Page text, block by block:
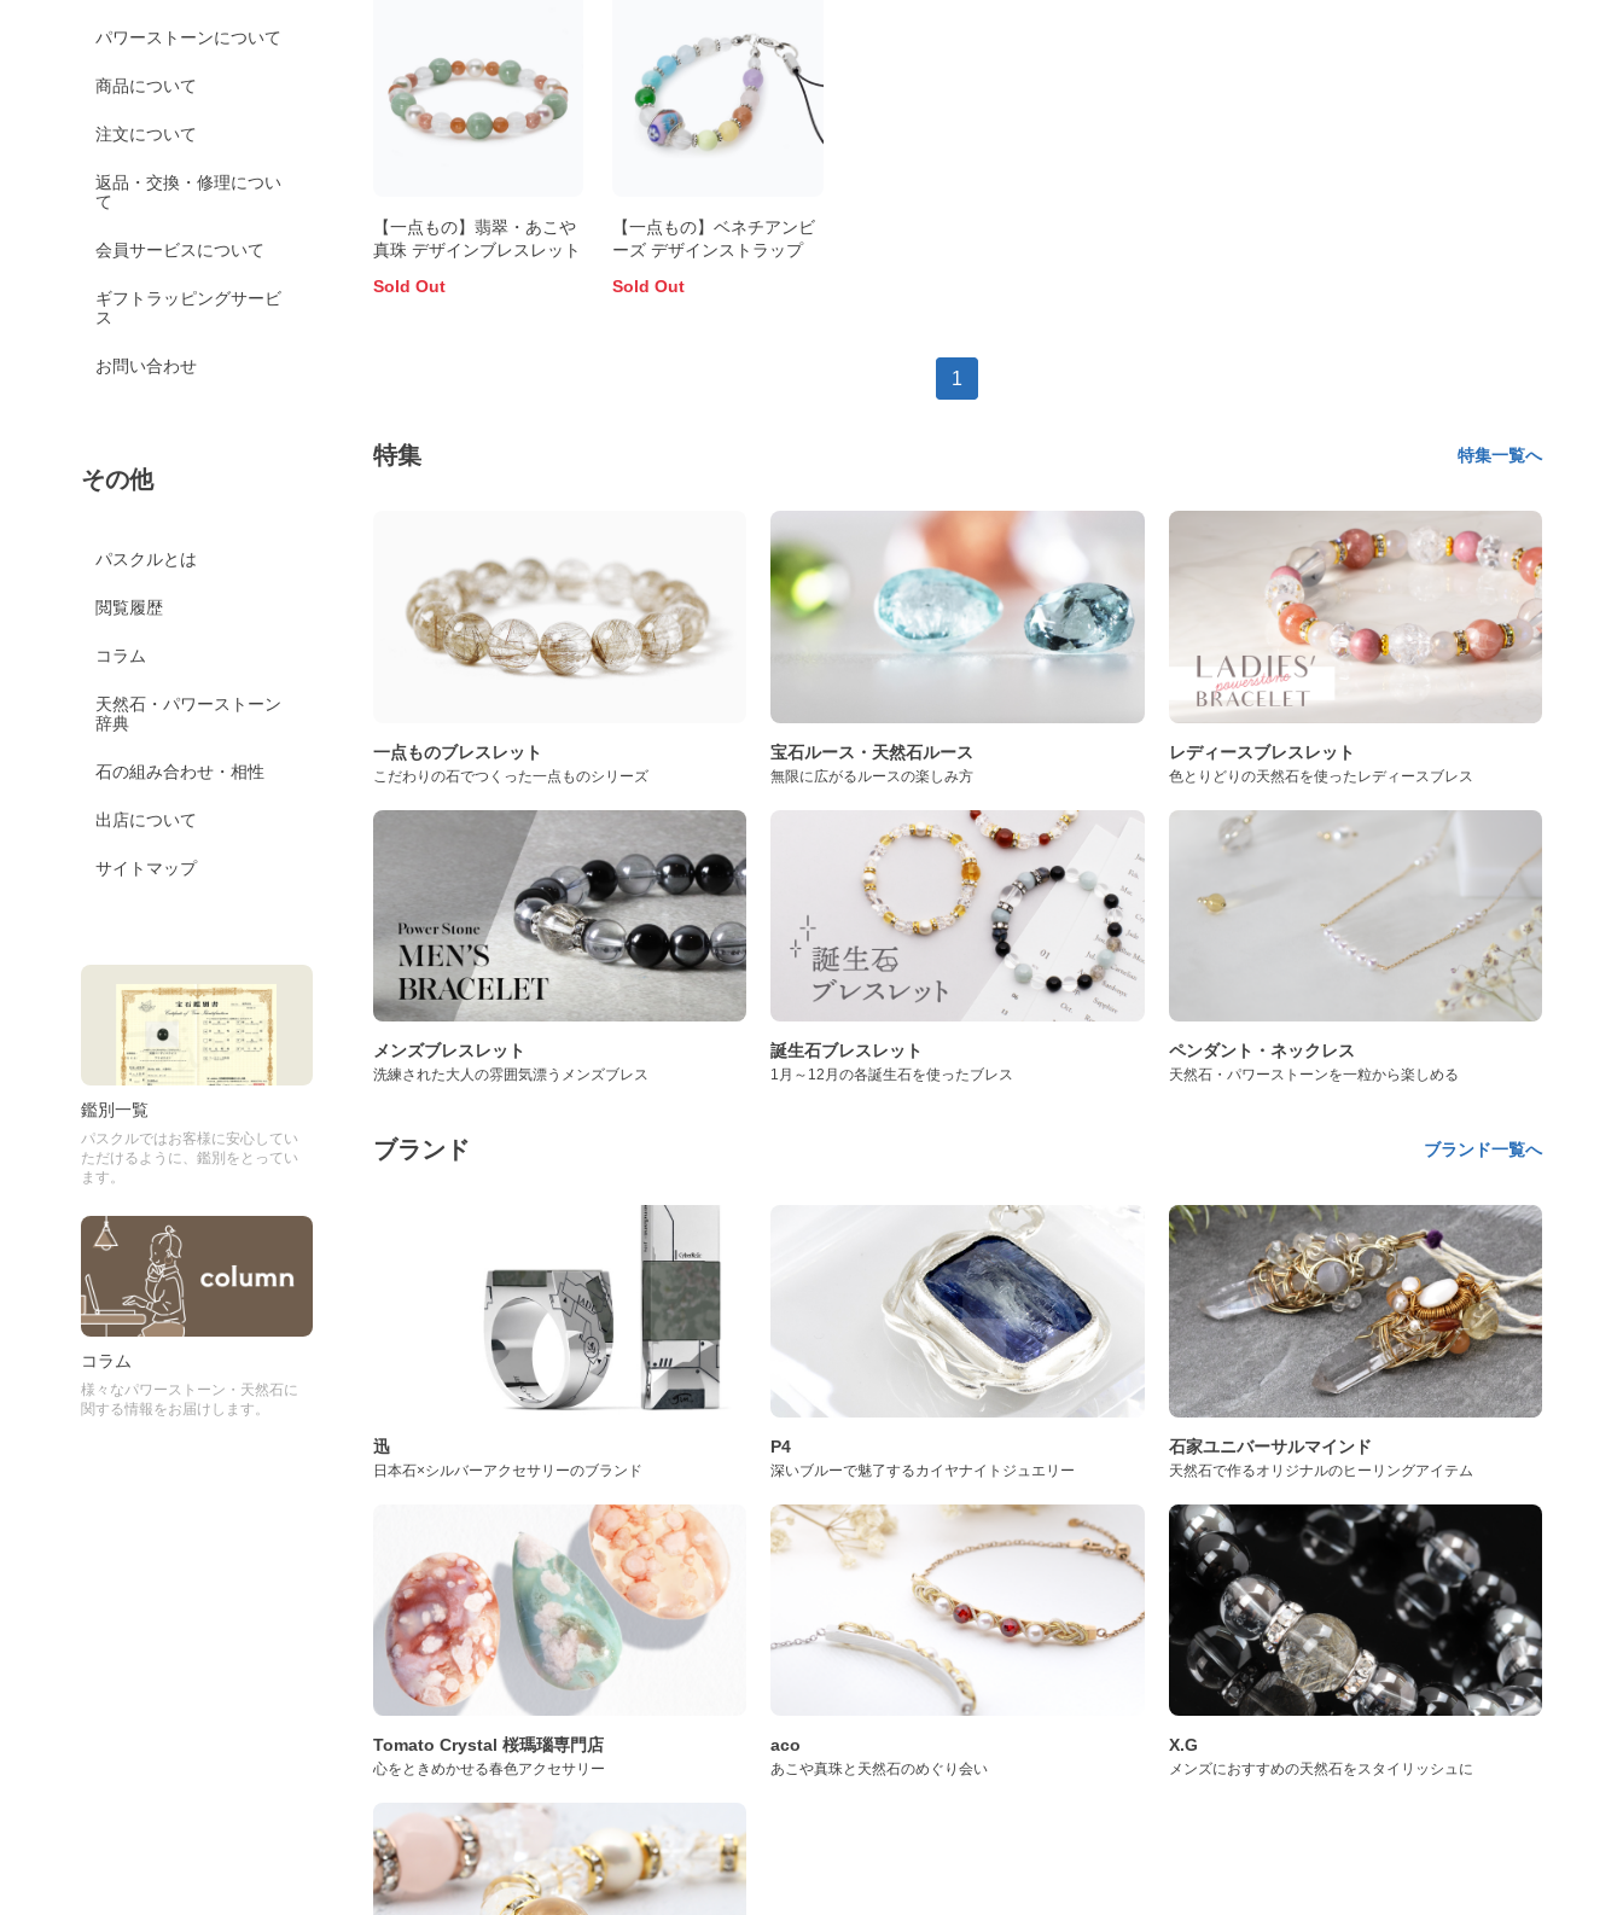
パワーストーンについて
商品について
注文について
返品・交換・修理につい
て
会員サービスについて
ギフトラッピングサービ
ス
お問い合わせ
その他
パスクルとは
閲覧履歴
コラム
天然石・パワーストーン
辞典
石の組み合わせ・相性
出店について
サイトマップ
鑑別一覧
パスクルではお客様に安心してい
ただけるように、鑑別をとってい
ます。
コラム
様々なパワーストーン・天然石に
関する情報をお届けします。
【一点もの】翡翠・あこや
真珠 デザインブレスレット
Sold Out
【一点もの】ベネチアンビ
ーズ デザインストラップ
Sold Out
1
特集 特集一覧へ
一点ものブレスレット
こだわりの石でつくった一点ものシリーズ
宝石ルース・天然石ルース
無限に広がるルースの楽しみ方
レディースブレスレット
色とりどりの天然石を使ったレディースブレス
メンズブレスレット
洗練された大人の雰囲気漂うメンズブレス
誕生石ブレスレット
1月～12月の各誕生石を使ったブレス
ペンダント・ネックレス
天然石・パワーストーンを一粒から楽しめる
ブランド ブランド一覧へ
迅
日本石×シルバーアクセサリーのブランド
P4
深いブルーで魅了するカイヤナイトジュエリー
石家ユニバーサルマインド
天然石で作るオリジナルのヒーリングアイテム
Tomato Crystal 桜瑪瑙専門店
心をときめかせる春色アクセサリー
aco
あこや真珠と天然石のめぐり会い
X.G
メンズにおすすめの天然石をスタイリッシュに